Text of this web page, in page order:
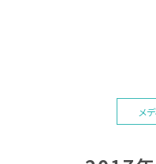
メ